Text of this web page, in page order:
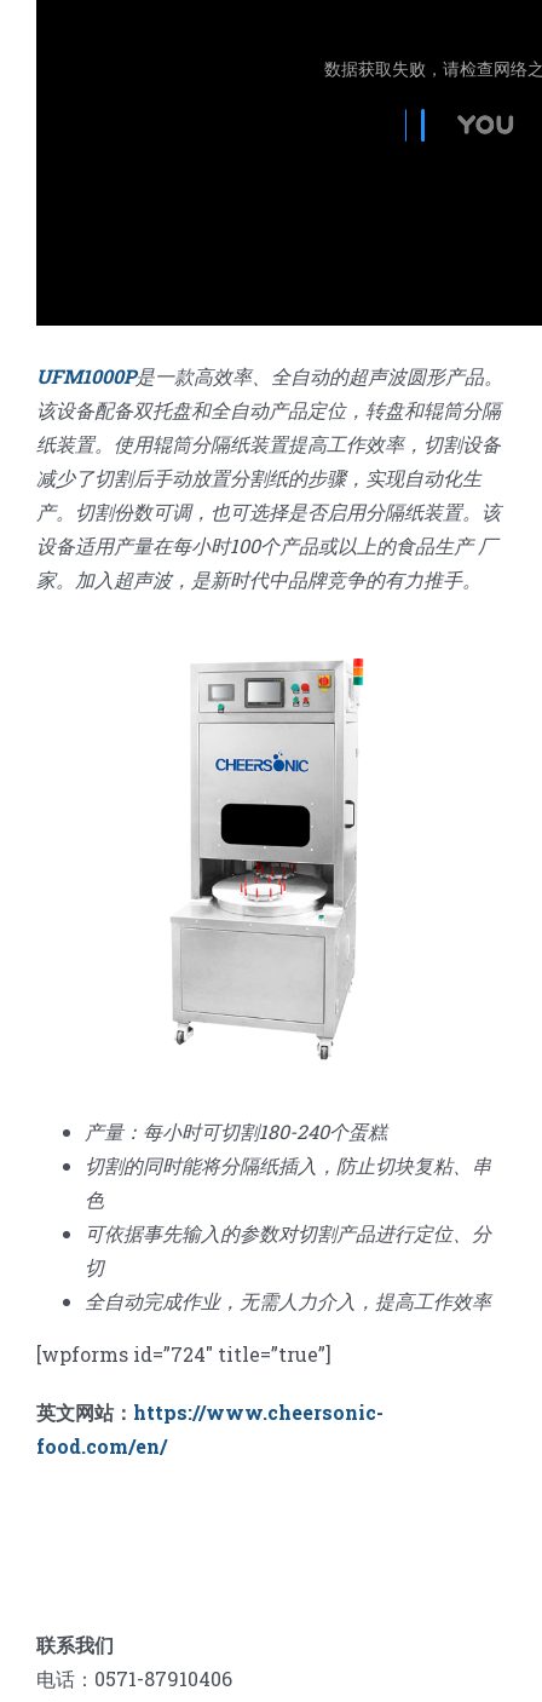
UFM1000P是一款高效率、全自动的超声波圆形产品。
该设备配备双托盘和全自动产品定位，转盘和辊筒分隔
纸装置。使用辊筒分隔纸装置提高工作效率，切割设备
减少了切割后手动放置分割纸的步骤，实现自动化生
产。切割份数可调，也可选择是否启用分隔纸装置。该
设备适用产量在每小时100个产品或以上的食品生产 厂
家。加入超声波，是新时代中品牌竞争的有力推手。
产量：每小时可切割180-240个蛋糕
切割的同时能将分隔纸插入，防止切块复粘、串
色
可依据事先输入的参数对切割产品进行定位、分
切
全自动完成作业，无需人力介入，提高工作效率
[wpforms id=”724″ title=”true”]
英文网站： https://www.cheersonic-
food.com/en/
联系我们
电话：0571-87910406